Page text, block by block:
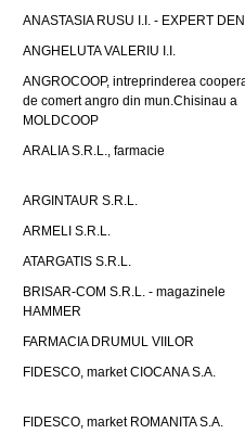
ANASTASIA RUSU I.I. - EXPERT
ANGHELUTA VALERIU I.I.
ANGROCOOP, intreprinderea
de comert angro din mun.Chisinau a
MOLDCOOP
ARALIA S.R.L., farmacie
ARGINTAUR S.R.L.
ARMELI S.R.L.
ATARGATIS S.R.L.
BRISAR-COM S.R.L. - magazinele
HAMMER
FARMACIA DRUMUL VIILOR
FIDESCO, market CIOCANA S.A.
FIDESCO, market ROMANITA S.A.